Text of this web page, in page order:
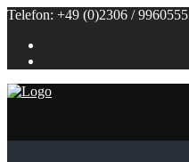
Telefon: +49 (0)2306 / 9960555